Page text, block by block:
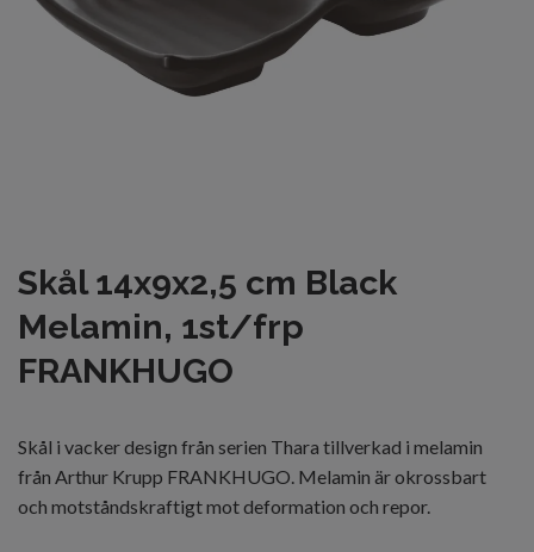
Skål 14x9x2,5 cm Black
Melamin, 1st/frp
FRANKHUGO
Skål i vacker design från serien Thara tillverkad i melamin
från Arthur Krupp FRANKHUGO. Melamin är okrossbart
och motståndskraftigt mot deformation och repor.